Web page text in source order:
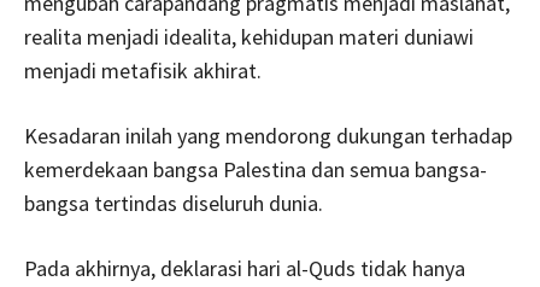
realita menjadi idealita, kehidupan materi duniawi
menjadi metafisik akhirat.
Kesadaran inilah yang mendorong dukungan terhadap
kemerdekaan bangsa Palestina dan semua bangsa-
bangsa tertindas diseluruh dunia.
Pada akhirnya, deklarasi hari al-Quds tidak hanya